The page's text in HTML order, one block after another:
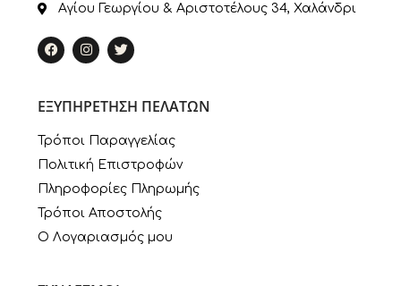
Αγίου Γεωργίου & Αριστοτέλους 34, Χαλάνδρι
ΕΞΥΠΗΡΕΤΗΣΗ ΠΕΛΑΤΩΝ
Τρόποι Παραγγελίας
Πολιτική Επιστροφών
Πληροφορίες Πληρωμής
Τρόποι Αποστολής
Ο Λογαριασμός μου